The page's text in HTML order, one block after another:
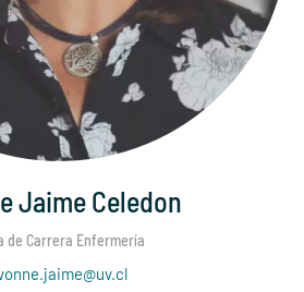
Jaime Celedon
de Carrera Enfermería